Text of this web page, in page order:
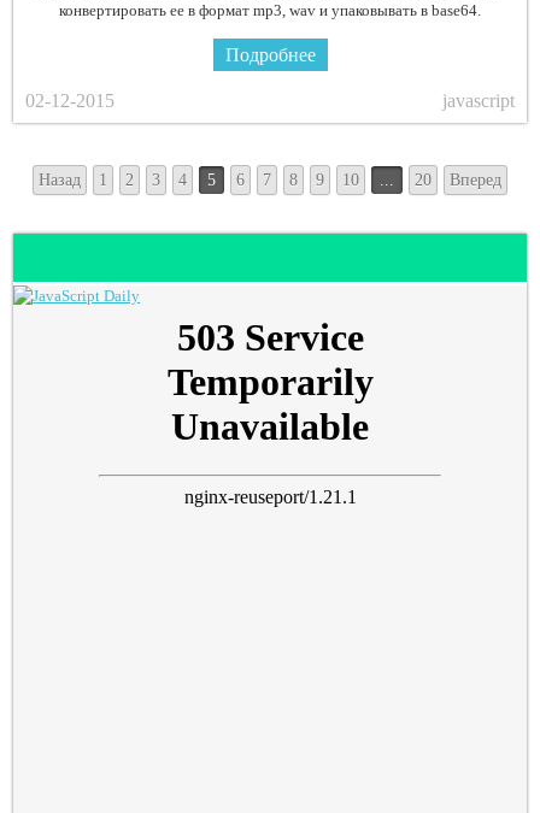
конвертировать ее в формат mp3, wav и упаковывать в base64.
Подробнее
02-12-2015 javascript
Назад 1 2 3 4 5 6 7 8 9 10 ... 20 Вперед